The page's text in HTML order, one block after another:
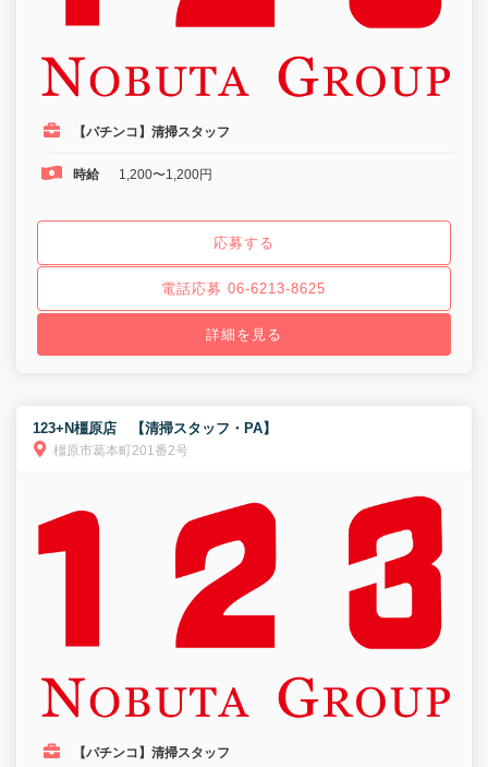
【パチンコ】清掃スタッフ
時給 1,200〜1,200円
応募する
電話応募 06-6213-8625
詳細を見る
123+N橿原店 【清掃スタッフ・PA】
橿原市葛本町201番2号
【パチンコ】清掃スタッフ